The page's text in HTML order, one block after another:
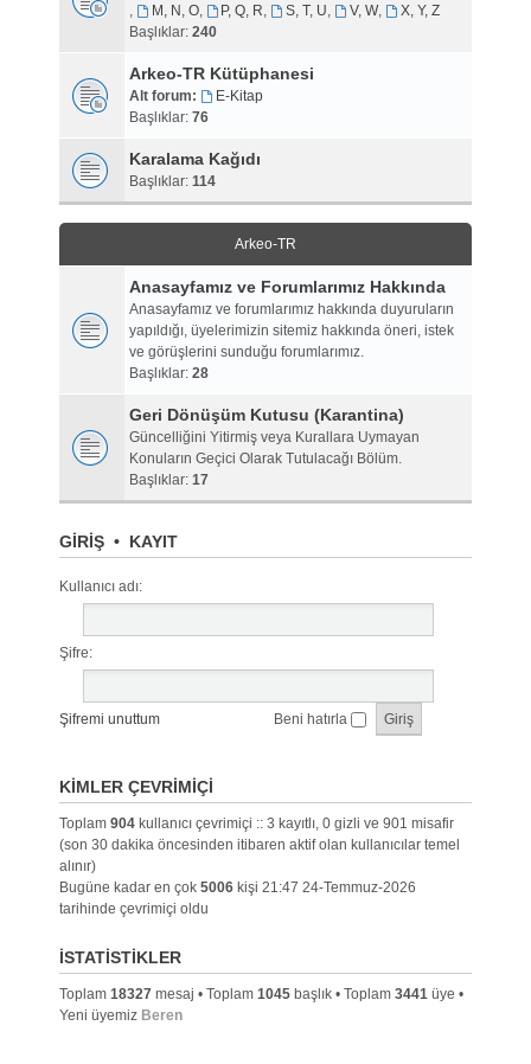
,
M, N, O, P, Q, R, S, T, U, V, W,
X, Y, Z
Başlıklar: 240
Arkeo-TR Kütüphanesi
Alt forum:
E-Kitap
Başlıklar: 76
Karalama Kağıdı
Başlıklar: 114
Arkeo-TR
Anasayfamız ve Forumlarımız Hakkında
Anasayfamız ve forumlarımız hakkında duyuruların
yapıldığı, üyelerimizin sitemiz hakkında öneri, istek
ve görüşlerini sunduğu forumlarımız.
Başlıklar: 28
Geri Dönüşüm Kutusu (Karantina)
Güncelliğini Yitirmiş veya Kurallara Uymayan
Konuların Geçici Olarak Tutulacağı Bölüm.
Başlıklar: 17
GIRIŞ• KAYIT
Kullanıcı adı:
Şifre:
Şifremi unuttum Beni hatırla
KIMLER ÇEVRIMIÇI
Toplam 904kullanıcı çevrimiçi :: 3 kayıtlı, 0 gizli ve 901 misafir
(son 30 dakika öncesinden itibaren aktif olan kullanıcılar temel
alınır)
Bugüne kadar en çok 5006kişi 21:47 24-Temmuz-2026
tarihinde çevrimiçi oldu
İSTATISTIKLER
Toplam 18327mesaj • Toplam 1045başlık • Toplam 3441üye •
Yeni üyemiz Beren